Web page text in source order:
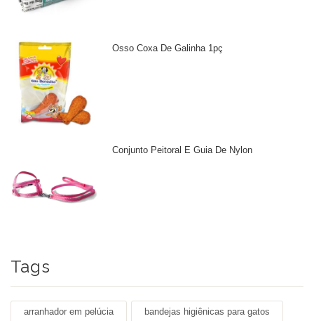
Osso Coxa De Galinha 1pç
Conjunto Peitoral E Guia De Nylon
Tags
arranhador em pelúcia bandejas higiênicas para gatos